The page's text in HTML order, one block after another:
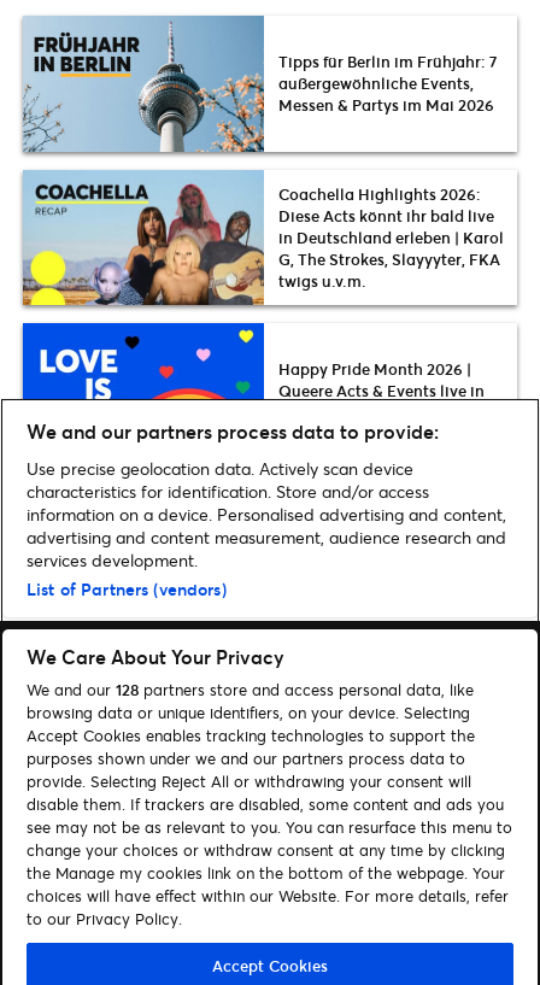
Tipps für Berlin im Frühjahr: 7
außergewöhnliche Events,
Messen & Partys im Mai 2026
Coachella Highlights 2026:
Diese Acts könnt ihr bald live
in Deutschland erleben | Karol
G, The Strokes, Slayyyter, FKA
twigs u.v.m.
Happy Pride Month 2026 |
Queere Acts & Events live in
Home Musik
TWICE kommen im Mai 2026 live nach Berlin & Köln |
Ticket-Verkauf gestartet
Suchen
Cookie-Einwilligungstool
Autor*innen
Kontakt
Impressum
Tickets
Folge uns:
Visit Facebook (opens in a new window)
Visit Twitter (opens in a new window)
Visit Instagram (opens in a new window)
Visit Youtube (opens in a new window)
Visit Tiktok (opens in a new
Visit Xing (opens in a new
We and our partners process data to provide:
Use precise geolocation data. Actively scan device
characteristics for identification. Store and/or access
information on a device. Personalised advertising and content,
advertising and content measurement, audience research and
services development.
List of Partners (vendors)
We Care About Your Privacy
We and our 128 partners store and access personal data, like
browsing data or unique identifiers, on your device. Selecting
Accept Cookies enables tracking technologies to support the
purposes shown under we and our partners process data to
provide. Selecting Reject All or withdrawing your consent will
disable them. If trackers are disabled, some content and ads you
see may not be as relevant to you. You can resurface this menu to
change your choices or withdraw consent at any time by clicking
the Manage my cookies link on the bottom of the webpage. Your
choices will have effect within our Website. For more details, refer
to our Privacy Policy.
Accept Cookies